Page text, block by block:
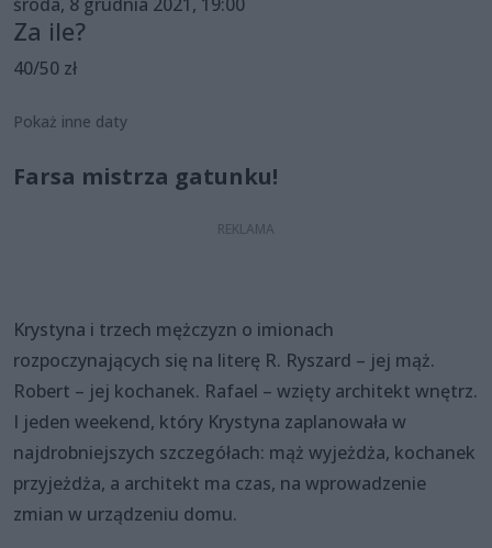
Za ile?
40/50 zł
Pokaż inne daty
Farsa mistrza gatunku!
Krystyna i trzech mężczyzn o imionach
rozpoczynających się na literę R. Ryszard – jej mąż.
Robert – jej kochanek. Rafael – wzięty architekt wnętrz.
I jeden weekend, który Krystyna zaplanowała w
najdrobniejszych szczegółach: mąż wyjeżdża, kochanek
przyjeżdża, a architekt ma czas, na wprowadzenie
zmian w urządzeniu domu.